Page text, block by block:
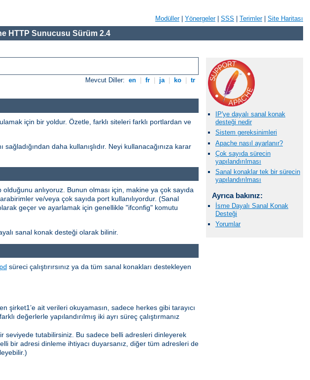
Modüller| Yönergeler| SSS Terimler| Site Haritası
HTTP Sunucusu Sürüm 2.4
Mevcut Diller: en fr ja ko tr
IP'ye dayalı sanal konak
desteği nedir
Sistem gereksinimleri
Apache nasıl ayarlanır?
Çok sayıda sürecin
yapılandırılması
Sanal konaklar tek bir sürecin
yapılandırılması
Ayrıca bakınız:
İsme Dayalı Sanal Konak
Desteği
Yorumlar
için bir yoldur. Özetle, farklı siteleri farklı portlardan ve
daha kullanışlıdır. Neyi kullanacağınıza karar
olduğunu anlıyoruz. Bunun olması için, makine ya çok sayıda
ve/veya çok sayıda port kullanılıyordur. (Sanal
geçer ve ayarlamak için genellikle "ifconfig" komutu
sanal konak desteği olarak bilinir.
süreci çalıştırırsınız ya da tüm sanal konakları destekleyen
ait verileri okuyamasın, sadece herkes gibi tarayıcı
değerlerle yapılandırılmış iki ayrı süreç çalıştırmanız
seviyede tutabilirsiniz. Bu sadece belli adresleri dinleyerek
bir adresi dinleme ihtiyacı duyarsanız, diğer tüm adresleri de